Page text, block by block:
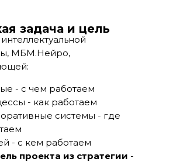
МБМ.Нейро,
- с чем работаем
- как работаем
системы - где
- с кем работаем
проекта из стратегии -
задача и цель